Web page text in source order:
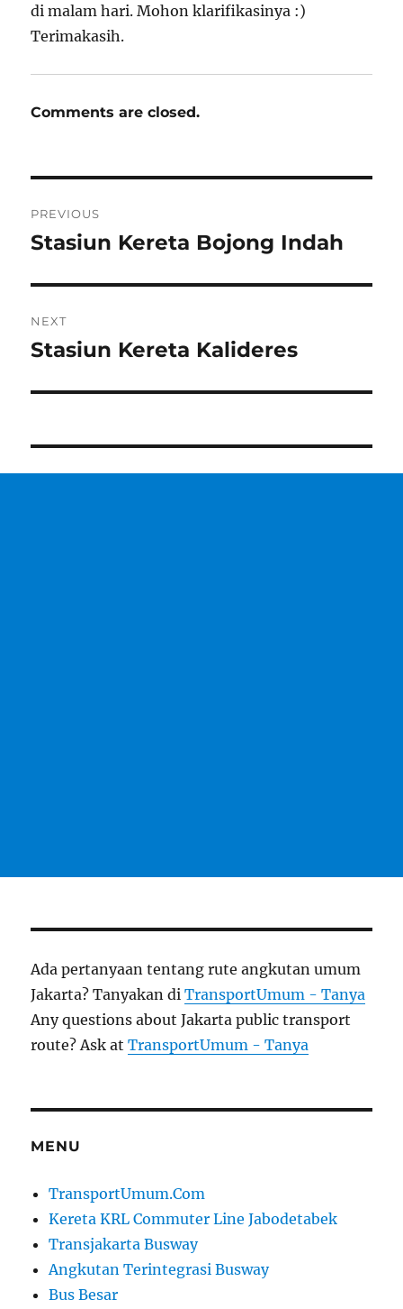
di malam hari. Mohon klarifikasinya :)
Terimakasih.
Comments are closed.
navigation
PREVIOUS
Previous
Stasiun Kereta Bojong Indah
NEXT
Next
Stasiun Kereta Kalideres
Ada pertanyaan tentang rute angkutan umum
Jakarta? Tanyakan diTransportUmum - Tanya
Any questions about Jakarta public transport
route? Ask atTransportUmum - Tanya
MENU
TransportUmum.Com
Kereta KRL Commuter Line Jabodetabek
Transjakarta Busway
Angkutan Terintegrasi Busway
Bus Besar